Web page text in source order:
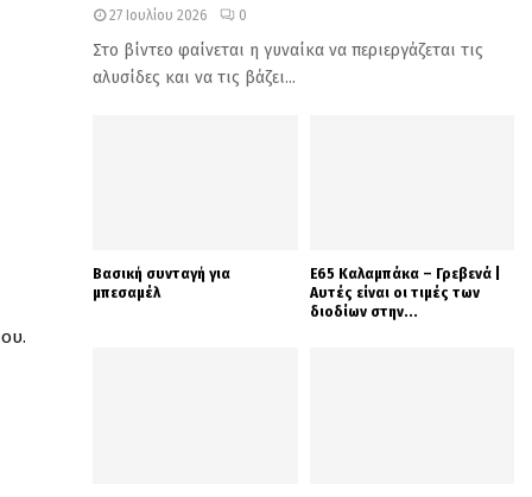
27 Ιουλίου 2026 0
Στο βίντεο φαίνεται η γυναίκα να περιεργάζεται τις
αλυσίδες και να τις βάζει...
Βασική συνταγή για
μπεσαμέλ
Ε65 Καλαμπάκα – Γρεβενά |
Αυτές είναι οι τιμές των
διοδίων στην...